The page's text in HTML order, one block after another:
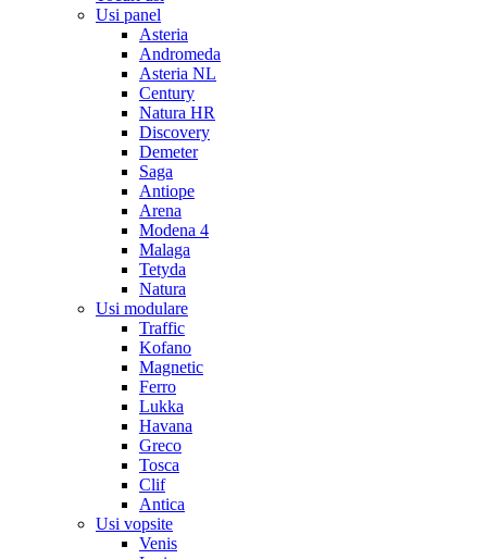
Usi panel
Asteria
Andromeda
Asteria NL
Century
Natura HR
Discovery
Demeter
Saga
Antiope
Arena
Modena 4
Malaga
Tetyda
Natura
Usi modulare
Traffic
Kofano
Magnetic
Ferro
Lukka
Havana
Greco
Tosca
Clif
Antica
Usi vopsite
Venis